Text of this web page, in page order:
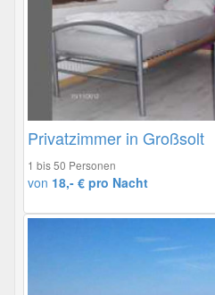
Privatzimmer in Großsolt
1 bis 50 Personen
von 18,- € pro Nacht